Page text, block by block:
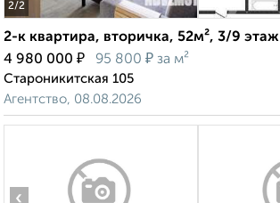
2/2
2-к квартира, вторичка, 52м², 3/9 этаж
4 980 000 ₽ 95 800 ₽ за м²
Староникитская 105
Агентство, 08.08.2026
‹